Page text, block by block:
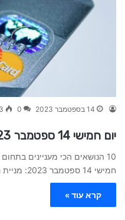
14 בספטמבר 2023 0
יום חמישי 14 ספטמבר 2023 חדשות עסקים
10 הנושאים הכי מעניינים
חמישי 14 ספטמבר 2023: מניית Arm קופצת ב-20% ביום המסחר…
קרא עוד »